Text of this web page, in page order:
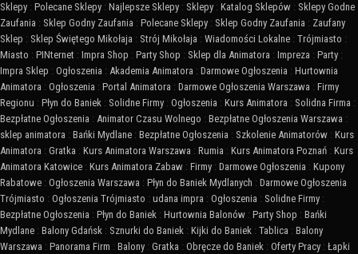
Sklepy : Polecane Sklepy : Najlepsze Sklepy : Sklepy : Katalog Sklepów : Sklepy Godne
Zaufania : Sklep Godny Zaufania : Polecane Sklepy : Sklep Godny Zaufania : Zaufany
Sklep : Sklep Świętego Mikołaja : Strój Mikołaja : Wiadomości Lokalne : Trójmiasto :
Miasto : PINternet : Impra Shop : Party Shop : Sklep dla Animatora : Impreza : Party :
Impra Sklep : Ogłoszenia : Akademia Animatora : Darmowe Ogłoszenia : Hurtownia
Animatora : Ogłoszenia : Portal Animatora : Darmowe Ogłoszenia Warszawa : Firmy
Regionu : Płyn do Baniek : Solidne Firmy : Ogłoszenia : Kurs Animatora : Solidna Firma :
Bezpłatne Ogłoszenia : Animator Czasu Wolnego : Bezpłatne Ogłoszenia Warszawa :
sklep animatora : Bańki Mydlane : Bezpłatne Ogłoszenia : Szkolenie Animatorów : Kurs
Animatora : Gratka : Kurs Animatora Warszawa : Rumia : Kurs Animatora Poznań : Kurs
Animatora Katowice : Kurs Animatora Zabaw : Firmy : Darmowe Ogłoszenia : Kupony
Rabatowe : Ogłoszenia Warszawa : Płyn do Baniek Mydlanych : Darmowe Ogłoszenia
Trójmiasto : Ogłoszenia Trójmiasto : udana impra : Ogłoszenia : Solidne Firmy :
Bezpłatne Ogłoszenia : Płyn do Baniek : Hurtownia Balonów : Party Shop : Bańki
Mydlane : Balony Gdańsk : Sznurki do Baniek : Kijki do Baniek : Tablica : Balony
Warszawa : Panorama Firm : Balony : Gratka : Obręcze do Baniek : Oferty Pracy : Łapki